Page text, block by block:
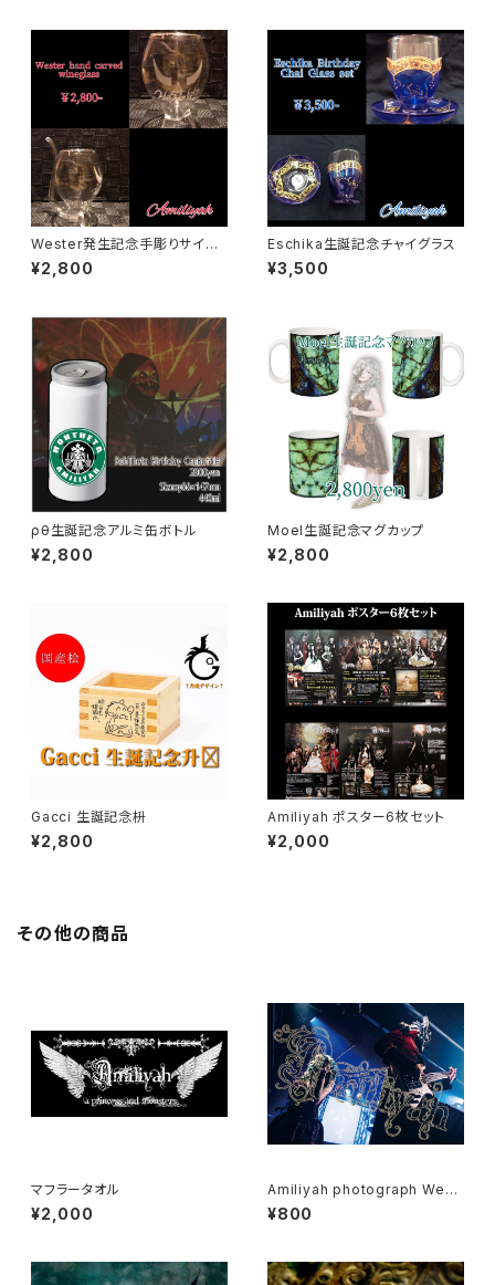
Wester発生記念手彫りサイン
入りワイングラス
¥2,800
Eschika生誕記念チャイグラス
¥3,500
ρθ生誕記念アルミ缶ボトル
¥2,800
Moel生誕記念マグカップ
¥2,800
Gacci 生誕記念枡
¥2,800
Amiliyah ポスター6枚セット
¥2,000
その他の商品
マフラータオル
¥2,000
Amiliyah photograph West
er&Moel No.1～No.3
¥800